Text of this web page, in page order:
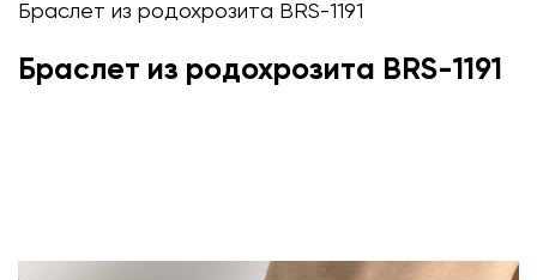
Браслет из родохрозита BRS-1191
Браслет из родохрозита BRS-1191